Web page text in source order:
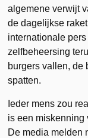
algemene verwijt
de dagelijkse
internationale
zelfbeheersing
burgers vallen, de
spatten.
Ieder mens zou
is een miskenning
De media melden